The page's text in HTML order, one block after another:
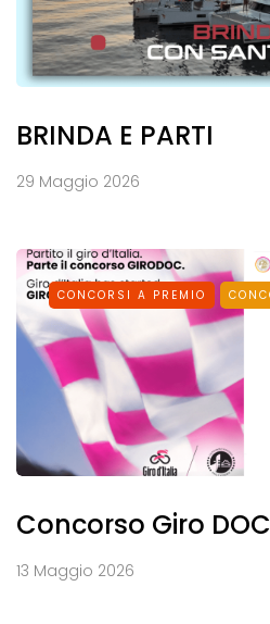
BRINDA E PARTI
29 Maggio 2026
CONCORSI A PREMIO
Concorso Giro DOC
13 Maggio 2026